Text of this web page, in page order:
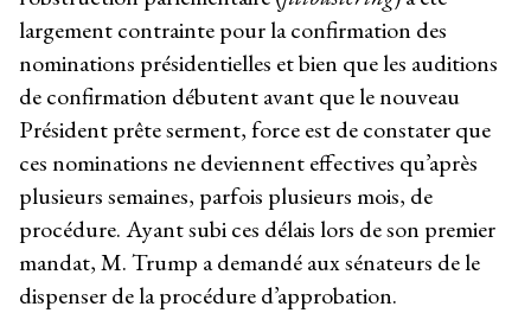
largement contrainte pour la confirmation des
nominations présidentielles et bien que les auditions
de confirmation débutent avant que le nouveau
Président prête serment, force est de constater que
ces nominations ne deviennent effectives qu’après
plusieurs semaines, parfois plusieurs mois, de
procédure. Ayant subi ces délais lors de son premier
mandat, M. Trump a demandé aux sénateurs de le
dispenser de la procédure d’approbation.